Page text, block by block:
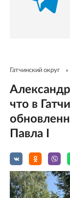
Гатчинский округ
что в
Павла I